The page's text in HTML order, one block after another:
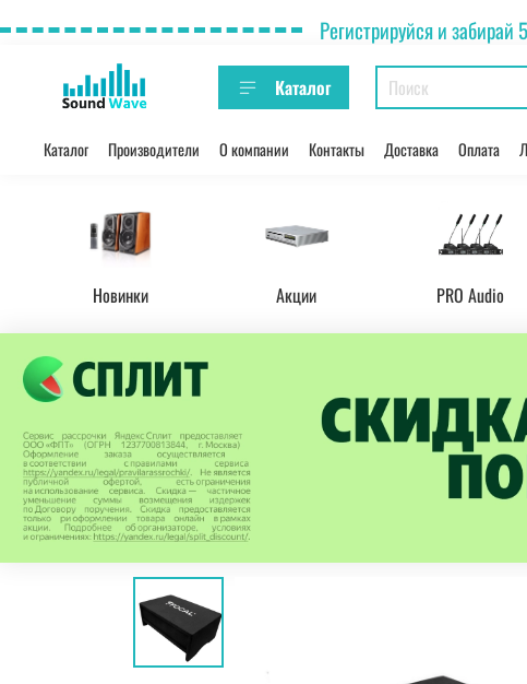
Регистрируйся и
Каталог
Каталог Производители О компании Контакты Доставка Оплата
Новинки Акции PRO Audio